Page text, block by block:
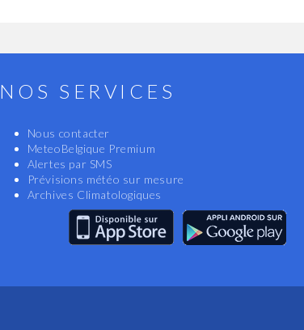
NOS SERVICES
Nous contacter
MeteoBelgique Premium
Alertes par SMS
Prévisions météo sur mesure
Archives Climatologiques